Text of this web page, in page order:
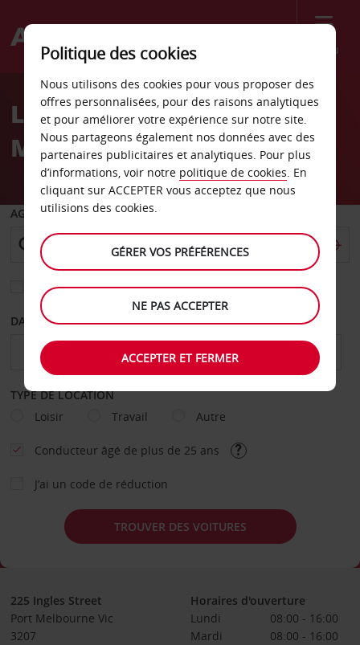
Menu
Welcome
AvisLocation de voiture South
Melbourne
AGENCE DE DÉPART
Sélectionnez une autre agence de retour
DATE DE DÉPART DATE DE RETOUR
TYPE DE LOCATION
Loisir
Travail Autre
Conducteur âgé de plus de 25 ans
J’ai un code de réduction
TROUVER DES VOITURES
225 Ingles Street
Port Melbourne Vic
3207
Horaires d'ouverture
Lundi
08:00 - 16:00
Mardi
08:00 - 16:00
Politique des cookies
Nous utilisons des cookies pour vous proposer des
offres personnalisées, pour des raisons analytiques
et pour améliorer votre expérience sur notre site.
Nous partageons également nos données avec des
partenaires publicitaires et analytiques. Pour plus
d’informations, voir notre politique de cookies. En
cliquant sur ACCEPTER vous acceptez que nous
utilisions des cookies.
GÉRER VOS PRÉFÉRENCES
NE PAS ACCEPTER
ACCEPTER ET FERMER